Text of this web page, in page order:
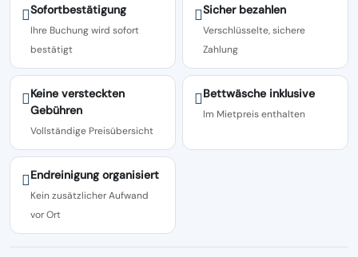
Sofortbestätigung
Ihre Buchung wird sofort
bestätigt
Sicher bezahlen
Verschlüsselte, sichere
Zahlung
Keine versteckten
Gebühren
Vollständige Preisübersicht
Bettwäsche inklusive
Im Mietpreis enthalten
Endreinigung organisiert
Kein zusätzlicher Aufwand
vor Ort